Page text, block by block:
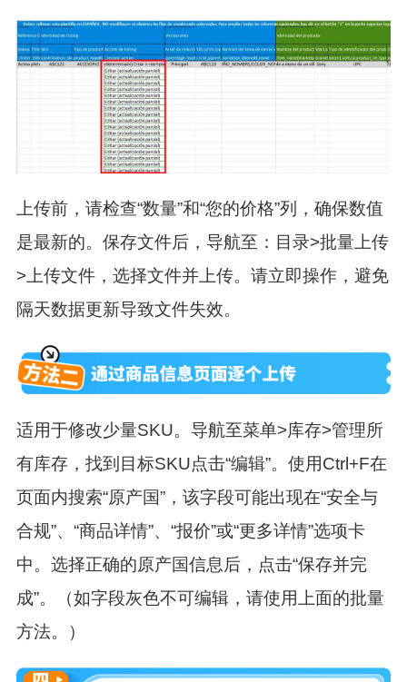
上传前，请检查“数量”和“您的价格”列，确保数值
是最新的。保存文件后，导航至： 目录>批量上传
>上传文件，选择文件并上传。 请立即操作，避免
隔天数据更新导致文件失效。
适用于修改少量SKU。导航至菜单>库存>管理所
有库存，找到目标SKU点击“编辑”。使用Ctrl+F在
页面内搜索“原产国”，该字段可能出现在“安全与
合规”、“商品详情”、“报价”或“更多详情”选项卡
中。选择正确的原产国信息后，点击“保存并完
成”。（如字段灰色不可编辑，请使用上面的批量
方法。）